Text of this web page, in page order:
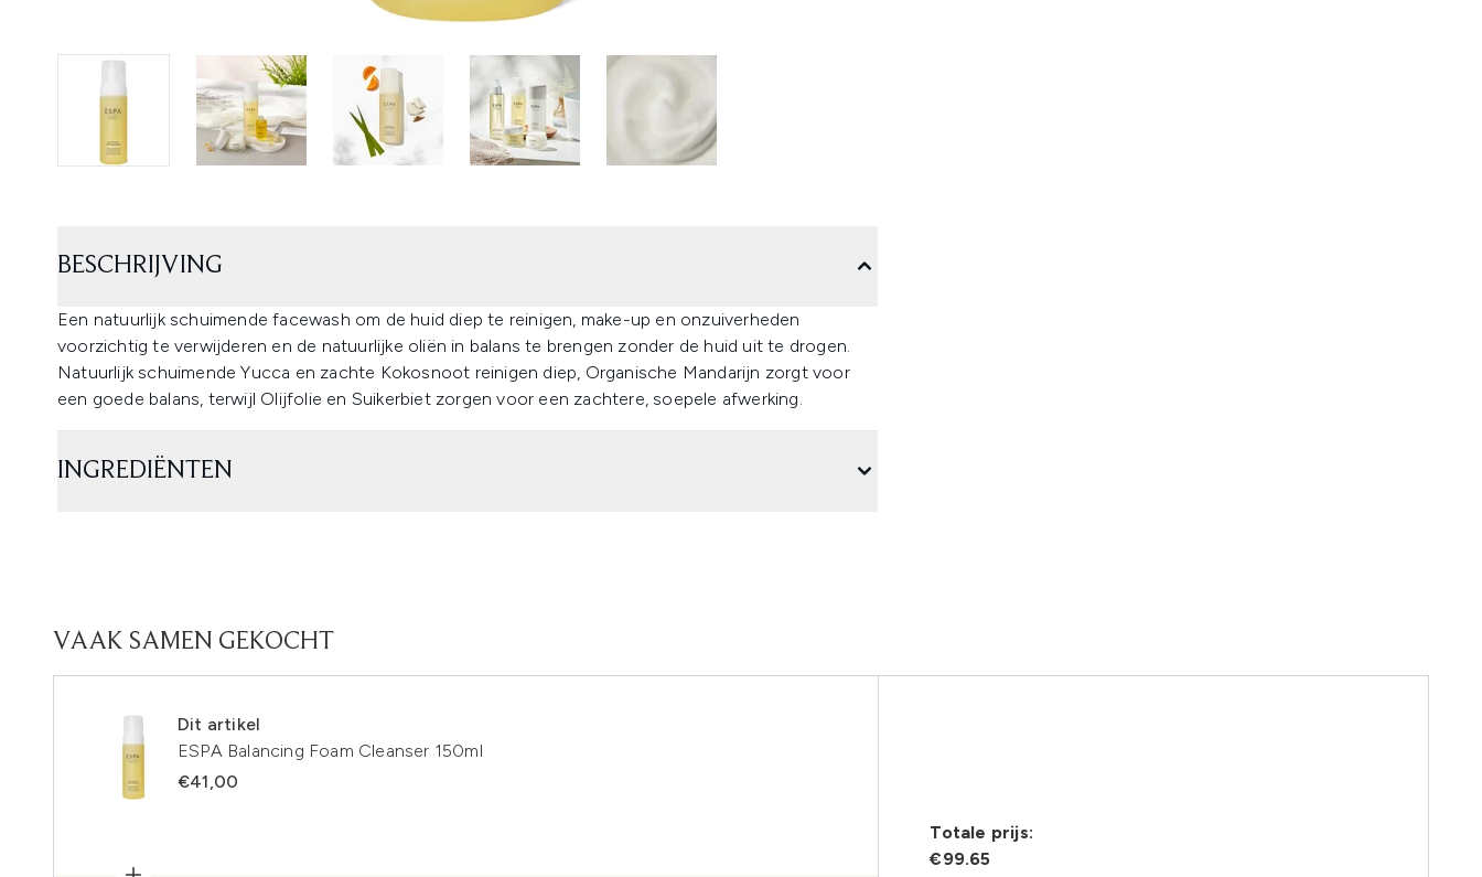
BESCHRIJVING
Een natuurlijk schuimende facewash om de huid diep te reinigen, make-up en onzuiverheden
voorzichtig te verwijderen en de natuurlijke oliën in balans te brengen zonder de huid uit te drogen.
Natuurlijk schuimende Yucca en zachte Kokosnoot reinigen diep, Organische Mandarijn zorgt voor
een goede balans, terwijl Olijfolie en Suikerbiet zorgen voor een zachtere, soepele afwerking.
INGREDIËNTEN
VAAK SAMEN GEKOCHT
Dit artikel
ESPA Balancing Foam Cleanser 150ml
€41,00
Totale prijs:
€99.65